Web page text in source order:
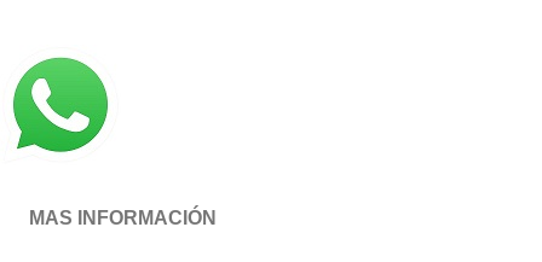
MAS INFORMACIÓN